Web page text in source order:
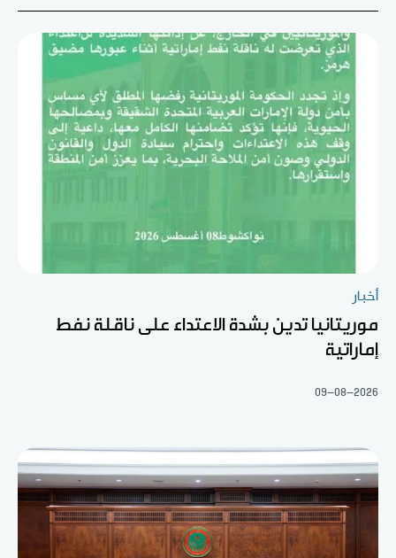
أخبار
موريتانيا تدين بشدة الاعتداء على ناقلة نفط
إماراتية
09-08-2026